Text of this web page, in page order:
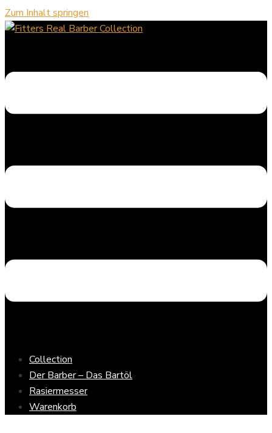
Zum Inhalt springen
Collection
Der Barber – Das Bartöl
Rasiermesser
Warenkorb